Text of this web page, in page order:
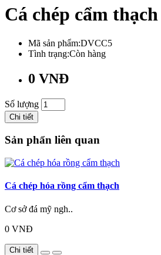
Cá chép cẩm
Mã sản phẩm:DVCC5
Tình trạng:Còn hàng
0 VNĐ
Số lượng
Chi tiết
Sản phẩn liên quan
Cá chép hóa rồng cẩm thạch
Cơ sở đá mỹ ngh..
0 VNĐ
Chi tiết